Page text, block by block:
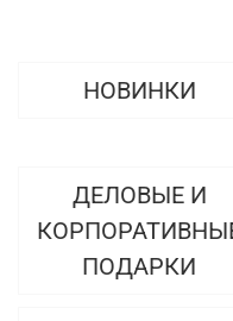
НОВИНКИ
ДЕЛОВЫЕ И
ПОДАРКИ